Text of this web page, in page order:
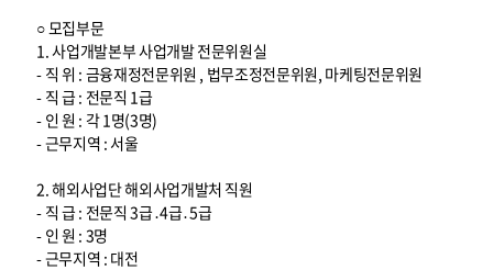
○ 모집부문
1. 사업개발본부 사업개발 전문위원실
- 직 위 : 금융재정전문위원 , 법무조정전문위원, 마케팅전문위원
- 직 급 : 전문직 1급
- 인 원 : 각 1명(3명)
- 근무지역 : 서울
2. 해외사업단 해외사업개발처 직원
- 직 급 : 전문직 3급․4급․5급
- 인 원 : 3명
- 근무지역 : 대전